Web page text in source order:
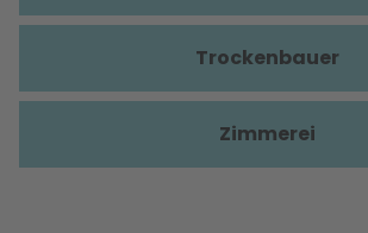
Trockenbauer
Zimmerei